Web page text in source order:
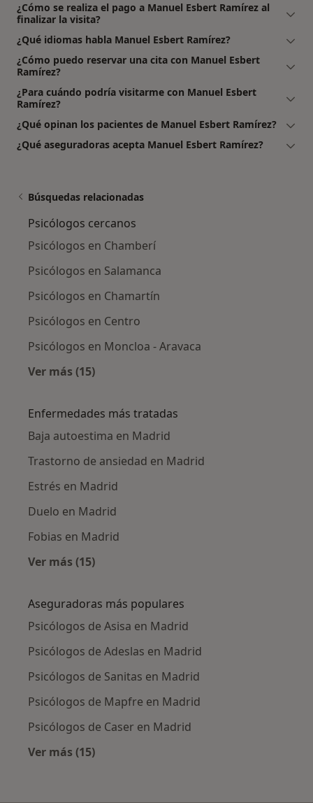
¿Cómo se realiza el pago a Manuel Esbert Ramírez al
finalizar la visita?
¿Qué idiomas habla Manuel Esbert Ramírez?
¿Cómo puedo reservar una cita con Manuel Esbert
Ramírez?
¿Para cuándo podría visitarme con Manuel Esbert
Ramírez?
¿Qué opinan los pacientes de Manuel Esbert Ramírez?
¿Qué aseguradoras acepta Manuel Esbert Ramírez?
Búsquedas relacionadas
Psicólogos cercanos
Psicólogos en Chamberí
Psicólogos en Salamanca
Psicólogos en Chamartín
Psicólogos en Centro
Psicólogos en Moncloa - Aravaca
Ver más (15)
Enfermedades más tratadas
Baja autoestima en Madrid
Trastorno de ansiedad en Madrid
Estrés en Madrid
Duelo en Madrid
Fobias en Madrid
Ver más (15)
Aseguradoras más populares
Psicólogos de Asisa en Madrid
Psicólogos de Adeslas en Madrid
Psicólogos de Sanitas en Madrid
Psicólogos de Mapfre en Madrid
Psicólogos de Caser en Madrid
Ver más (15)